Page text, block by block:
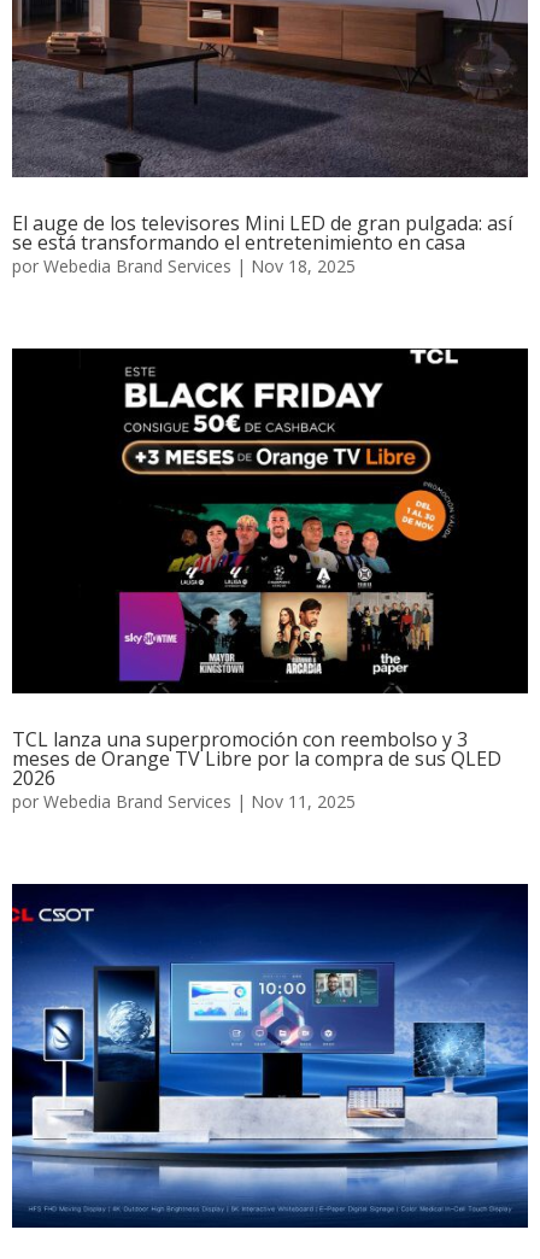
El auge de los televisores Mini LED de gran pulgada: así
se está transformando el entretenimiento en casa
por Webedia Brand Services | Nov 18, 2025
TCL lanza una superpromoción con reembolso y 3
meses de Orange TV Libre por la compra de sus QLED
2026
por Webedia Brand Services | Nov 11, 2025